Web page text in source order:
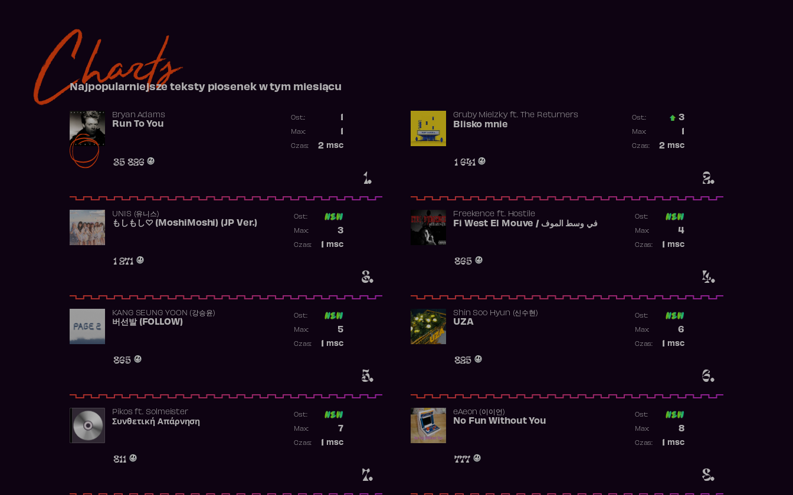
Charts
Najpopularniejsze teksty piosenek w tym miesiącu
1.
Bryan Adams
Run To You
35 826
Ost.:
Max:
2 msc
Czas:
2.
Gruby Mielzkyft. The Returners
Blisko mnie
1 641
Ost.: 3
Max:
2 msc
Czas:
3.
UNIS (유니스)
もしもし♡ (MoshiMoshi) (JP Ver.)
1 271
Ost:
3
Max:
msc
Czas:
4.
Freekence ft. Hostile
Fi West El Mouve / في وسط الموف
865
Ost:
4
Max:
msc
Czas:
5.
KANG SEUNG YOON (강승윤)
버선발 (FOLLOW)
865
Ost:
5
Max:
msc
Czas:
6.
Shin Soo Hyun (신수현)
UZA
825
Ost:
6
Max:
msc
Czas:
7.
Pikosft. Solmeister
Συνθετική Απάρνηση
811
Ost:
7
Max:
msc
Czas:
8.
​eAeon (이이언)
No Fun Without You
777
Ost:
8
Max:
msc
Czas: